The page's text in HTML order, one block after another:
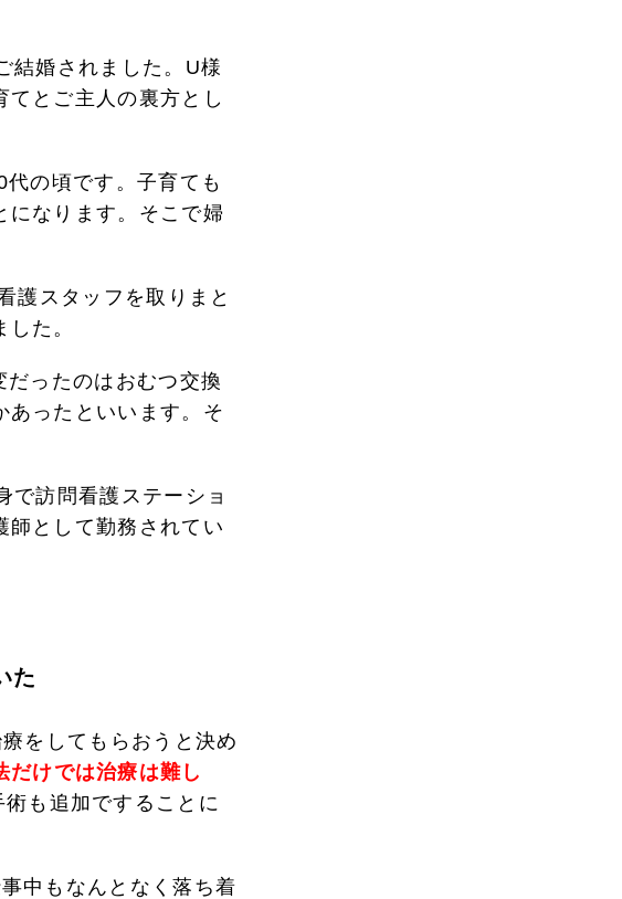
結婚されました。U様
とご主人の裏方とし
の頃です。子育ても
になります。そこで婦
護スタッフを取りまと
た。
ったのはおむつ交換
あったといいます。そ
で訪問看護ステーショ
師として勤務されてい
た
をしてもらおうと決め
だけでは治療は難し
も追加ですることに
中もなんとなく落ち着